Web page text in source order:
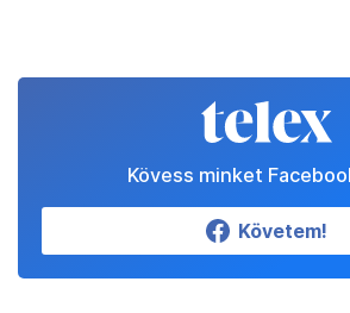
Kövess minket
Követem!